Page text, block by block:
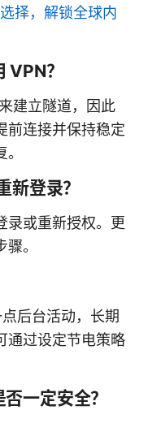
择，解锁全球内
VPN？
建立隧道，因此
前连接并保持稳定
新登录？
录或重新授权。更
。
后台活动，长期
通过设定节电策略
一定安全？